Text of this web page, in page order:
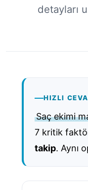
detayları
HIZLI
Saç ekimi
7 kritik
takip. Aynı